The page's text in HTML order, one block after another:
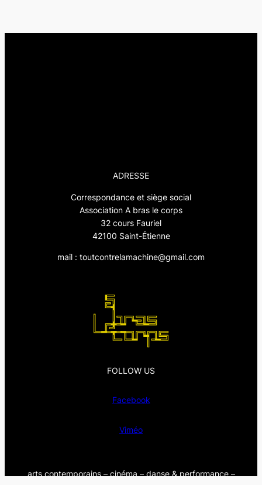
ADRESSE
Correspondance et siège social
Association A bras le corps
32 cours Fauriel
42100 Saint-Étienne
mail : toutcontrelamachine@gmail.com
FOLLOW US
Facebook
Viméo
arts contemporains – cinéma – danse & performance –